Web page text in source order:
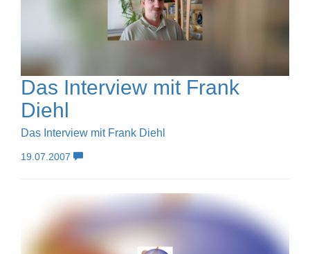
Das Interview mit Frank
Diehl
Das Interview mit Frank Diehl
19.07.2007